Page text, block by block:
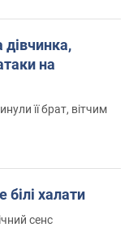
дівчинка,
на
її брат, вітчим
халати
сенс